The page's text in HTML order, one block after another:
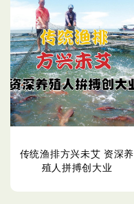
传统渔排方兴未艾 资深养
殖人拼搏创大业